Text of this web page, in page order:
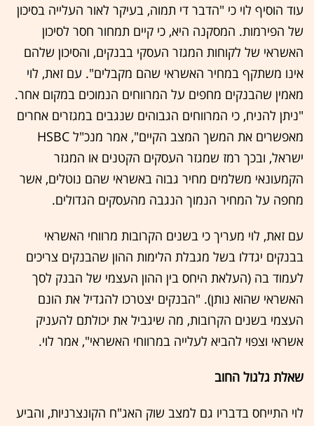
עוד הוסיף לוי כי "הדבר די תמוה, בעיקר לאור העלייה בסיכון
של הפירמות. המסקנה היא, כי קיים תמחור חסר לסיכון
האשראי של לקוחות המגזר העסקי בבנקים, והסיכון שלהם
אינו משתקף במחיר האשראי שהם מקבלים". עם זאת, לוי
מאמין שהבנקים מחפים על המרווחים הנמוכים במקום אחר.
"ניתן להניח, כי המרווחים הגבוהים שנגבים במגזרים אחרים
מאפשרים את המשך המצב הקיים", אמר מנכ"ל HSBC
ישראל, ובכך רמז שמגזר העסקים הקטנים או המגזר
הקמעונאי משלמים מחיר גבוה באשראי שהם נוטלים, אשר
מחפה על המחיר הנמוך הנגבה מהעסקים הגדולים.
עם זאת, לוי מעריך כי בשנים הקרובות מרווחי האשראי
בבנקים יגדלו בשל מגבלת הלימות ההון שהבנקים צריכים
לעמוד בה (העלאת היחס בין ההון העצמי של הבנק לסך
האשראי שהוא נותן). "הבנקים יצטרכו להגדיל את הונם
העצמי בשנים הקרובות, מה שיגביל את יכולתם להעניק
אשראי וצפוי להביא לעלייה במרווחי האשראי", אמר לוי.
שאלת גלגול החוב
לוי התייחס בדבריו גם למצב שוק האג"ח הקונצרניות, והביע